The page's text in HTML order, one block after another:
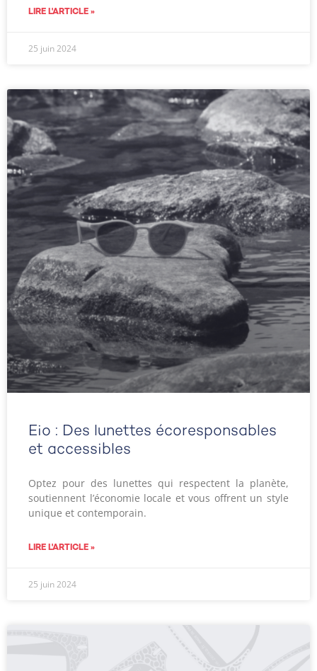
LIRE L'ARTICLE »
25 juin 2024
Eio : Des lunettes écoresponsables
et accessibles
Optez pour des lunettes qui respectent la planète,
soutiennent l’économie locale et vous offrent un style
unique et contemporain.
LIRE L'ARTICLE »
25 juin 2024